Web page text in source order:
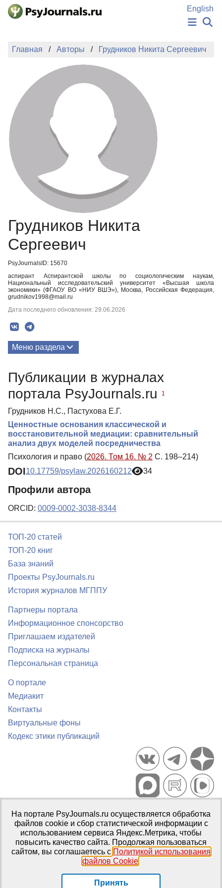
Перейти к основному содержанию
English
НОВОСТИ
АВТОРЫ
ПОДАТЬ РУКОПИСЬ
БАЗА ЗНАНИЙ
КЛЮЧЕВЫЕ СЛОВА
Регистрация
Главная Авторы Грудников Никита Сергеевич
Грудников Никита
Сергеевич
PsyJournalsID: 15670
аспирант Аспирантской школы по социологическим наукам,
Национальный исследовательский университет «Высшая школа
экономики» (ФГАОУ ВО «НИУ ВШЭ»), Москва, Российская Федерация,
grudnikov1998@mail.ru
Дата последнего обновления: 29.06.2026
Меню раздела
Публикации в журналах
портала PsyJournals.ru
1
Грудников Н.С., Пастухова Е.Г.
Ценностные основания классической и
восстановительной медиации: сравнительный
анализ двух моделей посредничества
Психология и право (2026. Том 16. № 2 С. 198–214)
DOI10.17759/psylaw.2026160212 34
Профили автора
ORCID: 0009-0002-3038-8344
ТОП-20 статей
ТОП-20 книг
База знаний
Проекты PsyJournals.ru
История журналов МГППУ
Партнеры портала
Информационное спонсорство
Приглашаем издателей
Подписка на журналы
Персональная страница
О портале
Медиакит
Контакты
Виртуальные фоны
Кодекс этики публикаций
Портал психологических изданий PsyJournals.ru, 2007–2026
Правила использования материалов
Свидетельство регистрации СМИЭл № ФС77-66447 от 14 июля
2016 г.
Издатель: ФГБОУ ВО МГППУ
На портале PsyJournals.ru осуществляется обработка
файлов cookie и сбор статистической информации с
использованием сервиса Яндекс.Метрика, чтобы
повысить качество сайта. Продолжая пользоваться
сайтом, вы соглашаетесь с Политикой использования
файлов Cookie.
Принять